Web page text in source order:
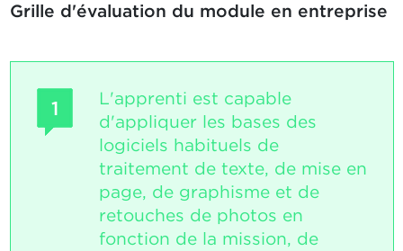
Grille d'évaluation du module en entreprise
1
L'apprenti est capable
d'appliquer les bases des
logiciels habituels de
traitement de texte, de mise en
page, de graphisme et de
retouches de photos en
fonction de la mission, de